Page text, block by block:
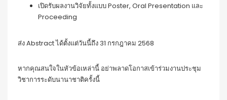
เปิดรับผลงานวิจัยทั้งแบบ Poster, Oral Presentation และ
Proceeding
ส่ง Abstract ได้ตั้งแต่วันนี้ถึง 31 กรกฎาคม 2568
หากคุณสนใจในหัวข้อเหล่านี้ อย่าพลาดโอกาสเข้าร่วมงานประชุม
วิชาการระดับนานาชาติครั้งนี้